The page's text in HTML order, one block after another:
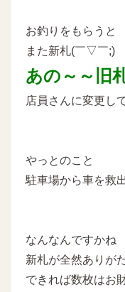
お釣りをもらうと
また新札(￣▽￣;)
あの～～旧
店員さんに変更し
やっとのこと
駐車場から車を救
なんなんですかね
新札が全然ありが
できれば数枚はお